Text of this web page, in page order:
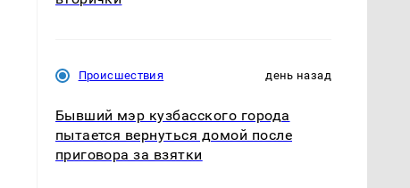
Происшествия день назад
Бывший мэр кузбасского города
пытается вернуться домой после
приговора за взятки